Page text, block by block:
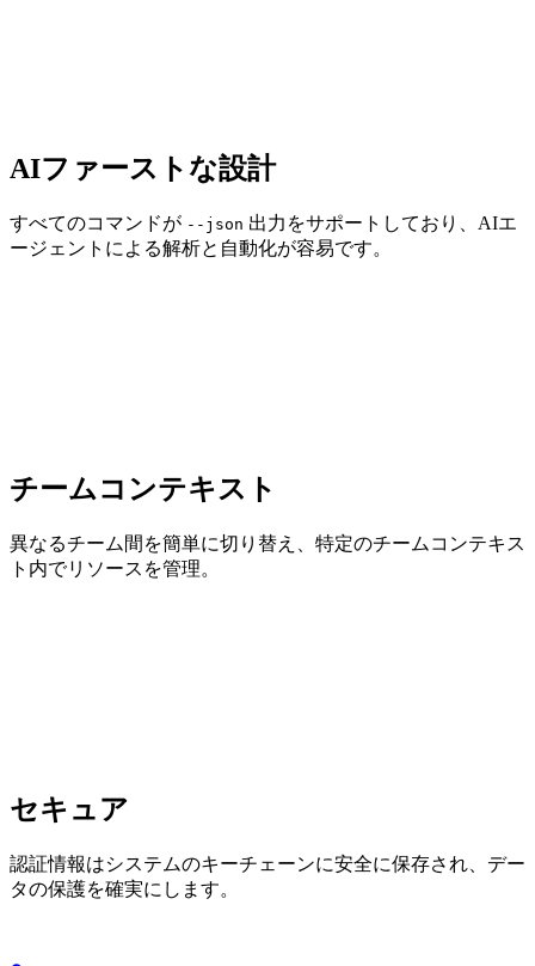
AIファーストな設計
すべてのコマンドが --json 出力をサポートしており、AIエ
ージェントによる解析と自動化が容易です。
チームコンテキスト
異なるチーム間を簡単に切り替え、特定のチームコンテキス
ト内でリソースを管理。
セキュア
認証情報はシステムのキーチェーンに安全に保存され、デー
タの保護を確実にします。